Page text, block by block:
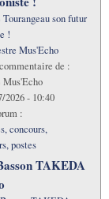
son futur
!
Mus'Echo
de :
Mus'Echo
2026 - 10:40
:
concours,
postes
TAKEDA